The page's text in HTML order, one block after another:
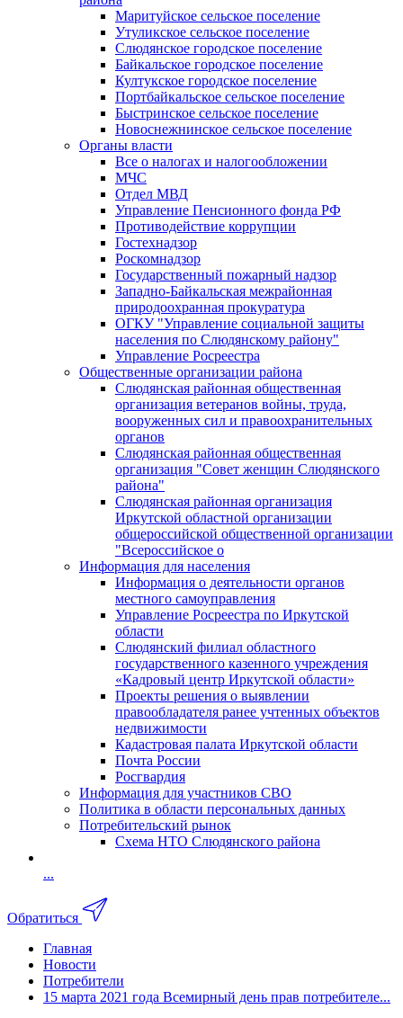
Маритуйское сельское поселение
Утуликское сельское поселение
Слюдянское городское поселение
Байкальское городское поселение
Култукское городское поселение
Портбайкальское сельское поселение
Быстринское сельское поселение
Новоснежнинское сельское поселение
Органы власти
Все о налогах и налогообложении
МЧС
Отдел МВД
Управление Пенсионного фонда РФ
Противодействие коррупции
Гостехнадзор
Роскомнадзор
Государственный пожарный надзор
Западно-Байкальская межрайонная
природоохранная прокуратура
ОГКУ "Управление социальной защиты
населения по Слюдянскому району"
Управление Росреестра
Общественные организации района
Слюдянская районная общественная
организация ветеранов войны, труда,
вооруженных сил и правоохранительных
органов
Слюдянская районная общественная
организация "Совет женщин Слюдянского
района"
Слюдянская районная организация
Иркутской областной организации
общероссийской общественной организации
"Всероссийское о
Информация для населения
Информация о деятельности органов
местного самоуправления
Управление Росреестра по Иркутской
области
Слюдянский филиал областного
государственного казенного учреждения
«Кадровый центр Иркутской области»
Проекты решения о выявлении
правообладателя ранее учтенных объектов
недвижимости
Кадастровая палата Иркутской области
Почта России
Росгвардия
Информация для участников СВО
Политика в области персональных данных
Потребительский рынок
Схема НТО Слюдянского района
...
Обратиться
Главная
Новости
Потребители
15 марта 2021 года Всемирный день прав потребителе...